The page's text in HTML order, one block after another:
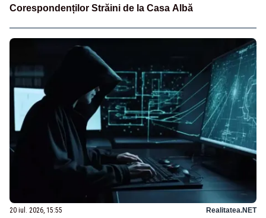
Corespondenților Străini de la Casa Albă
20 iul. 2026, 15:55 Realitatea.NET